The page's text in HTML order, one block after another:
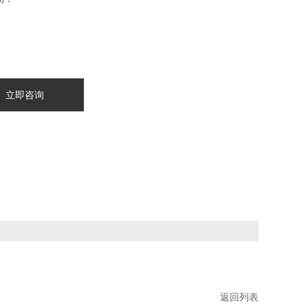
立即咨询
返回列表